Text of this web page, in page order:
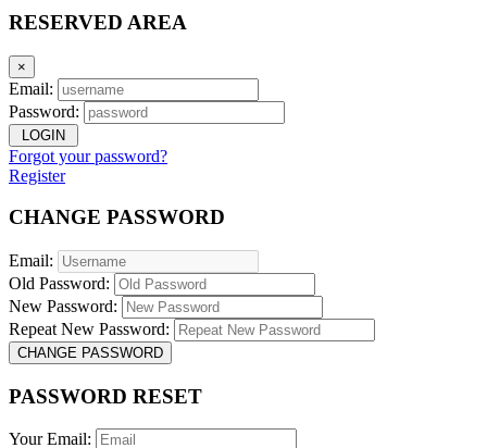
RESERVED AREA
×
Email:
Password:
LOGIN
Forgot your password?
Register
CHANGE PASSWORD
Email:
Old Password:
New Password:
Repeat New Password:
CHANGE PASSWORD
PASSWORD RESET
Your Email: